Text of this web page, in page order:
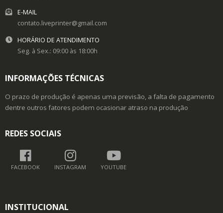
E-MAIL
contato.liveprinter@gmail.com
HORÁRIO DE ATENDIMENTO
Seg. à Sex.: 09:00 às 18:00h
INFORMAÇÕES TÉCNICAS
O prazo de produção é apenas uma previsão, a falta de pagamento
dentre outros fatores podem ocasionar atraso na produção
REDES SOCIAIS
FACEBOOK INSTAGRAM YOUTUBE
INSTITUCIONAL